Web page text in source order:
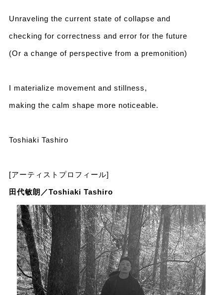
Unraveling the current state of collapse and
checking for correctness and error for the future
(Or a change of perspective from a premonition)
I materialize movement and stillness,
making the calm shape more noticeable.
Toshiaki Tashiro
[アーティストプロフィール]
田代敏朗／Toshiaki Tashiro